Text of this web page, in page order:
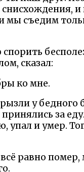
и
мы съедим
сказал:
ко мне.
у бедного
за
упал и умер.
равно